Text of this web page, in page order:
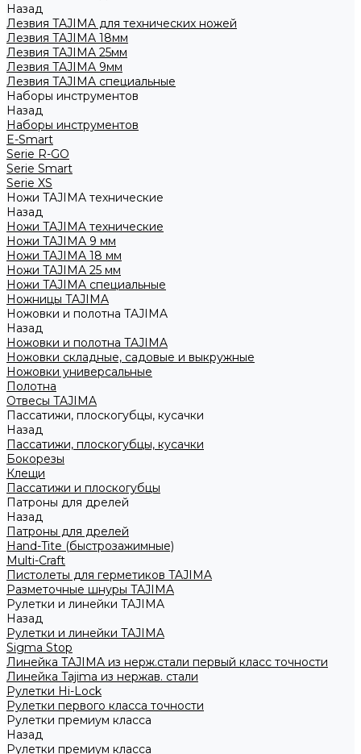
Назад
Лезвия TAJIMA для технических ножей
Лезвия TAJIMA 18мм
Лезвия TAJIMA 25мм
Лезвия TAJIMA 9мм
Лезвия TAJIMA специальные
Наборы инструментов
Назад
Наборы инструментов
E-Smart
Serie R-GO
Serie Smart
Serie XS
Ножи TAJIMA технические
Назад
Ножи TAJIMA технические
Ножи TAJIMA 9 мм
Ножи TAJIMA 18 мм
Ножи TAJIMA 25 мм
Ножи TAJIMA специальные
Ножницы TAJIMA
Ножовки и полотна TAJIMA
Назад
Ножовки и полотна TAJIMA
Ножовки складные, садовые и выкружные
Ножовки универсальные
Полотна
Отвесы TAJIMA
Пассатижи, плоскогубцы, кусачки
Назад
Пассатижи, плоскогубцы, кусачки
Бокорезы
Клещи
Пассатижи и плоскогубцы
Патроны для дрелей
Назад
Патроны для дрелей
Hand-Tite (быстрозажимные)
Multi-Craft
Пистолеты для герметиков TAJIMA
Разметочные шнуры TAJIMA
Рулетки и линейки TAJIMA
Назад
Рулетки и линейки TAJIMA
Sigma Stop
Линейка TAJIMA из нерж.стали первый класс точности
Линейка Tajima из нержав. стали
Рулетки Hi-Lock
Рулетки первого класса точности
Рулетки премиум класса
Назад
Рулетки премиум класса